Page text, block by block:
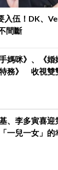
入伍！DK、
間斷
手媽咪》、《
特務》 收視雙
、李多寅喜
一兒一女」的